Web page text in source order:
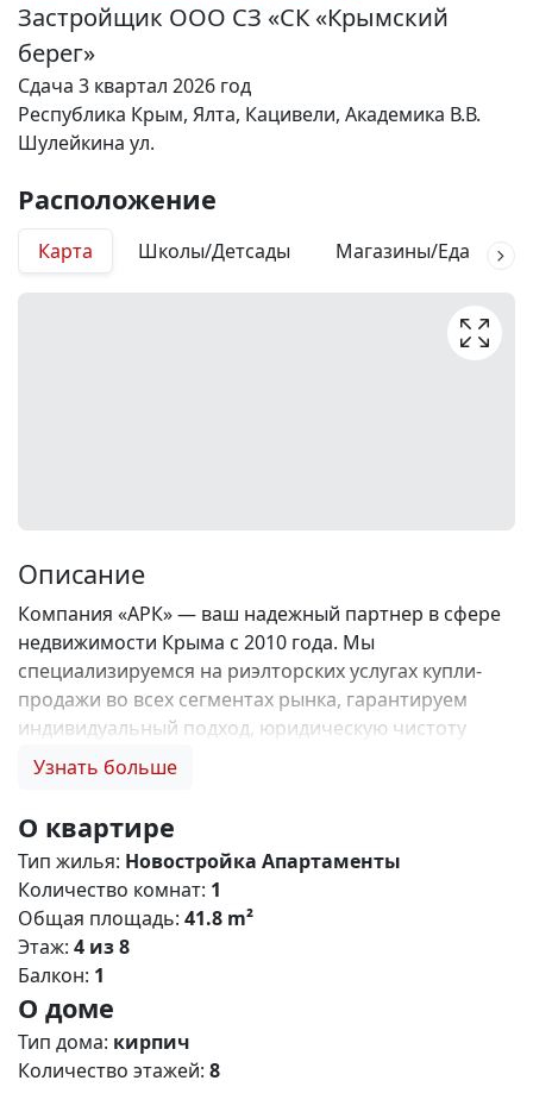
Застройщик ООО СЗ «СК «Крымский
берег»
Сдача 3 квартал 2026 год
Республика Крым, Ялта, Кацивели, Академика В.В.
Шулейкина ул.
Расположение
Карта Школы/Детсады Магазины/Еда
Описание
Компания «АРК» — ваш надежный партнер в сфере
недвижимости Крыма с 2010 года. Мы
специализируемся на риэлторских услугах купли-
продажи во всех сегментах рынка, гарантируем
индивидуальный подход, юридическую чистоту
объектов и безопасность сделок. Самое ценное для
нас, Вы получаете: 1. 0% комиссии и оформление
ипотеки бесплатно; 2. Покупку недвижимости по
цене застройщика + акции, бонусы, подарки; 3.
Экспертное мнение о каждом застройщике. Ваши
интересы — наш приоритет! 4. Профессиональную
поддержку на всех этапах сделки до получения
ключей; 5. Фейерверк подарков🎁 🎁 🎁! Купи с
нами и выбери свой ПОДАРОК! ЖК Крымский
Квартал – современный жилой кoмплeкс комфорт
класса с разнообразными планировками
Узнать больше
О квартире
Тип жилья: Новостройка Апартаменты
Количество комнат: 1
Общая площадь: 41.8 m²
Этаж: 4 из 8
Балкон: 1
О доме
Тип дома: кирпич
Количество этажей: 8